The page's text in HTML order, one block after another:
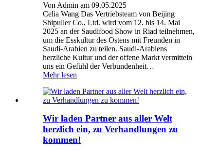
Von Admin am 09.05.2025
Celia Wang Das Vertriebsteam von Beijing
Shipuller Co., Ltd. wird vom 12. bis 14. Mai
2025 an der Saudifood Show in Riad teilnehmen,
um die Esskultur des Ostens mit Freunden in
Saudi-Arabien zu teilen. Saudi-Arabiens
herzliche Kultur und der offene Markt vermitteln
uns ein Gefühl der Verbundenheit…
Mehr lesen
Wir laden Partner aus aller Welt
herzlich ein, zu Verhandlungen zu
kommen!